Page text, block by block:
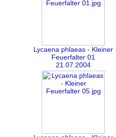
Lycaena phlaeas - Kleiner
Feuerfalter 01
21.07.2004